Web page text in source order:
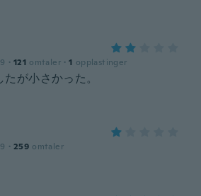
· 121 omtaler · 1 opplastinger
が小さかった。
· 259 omtaler